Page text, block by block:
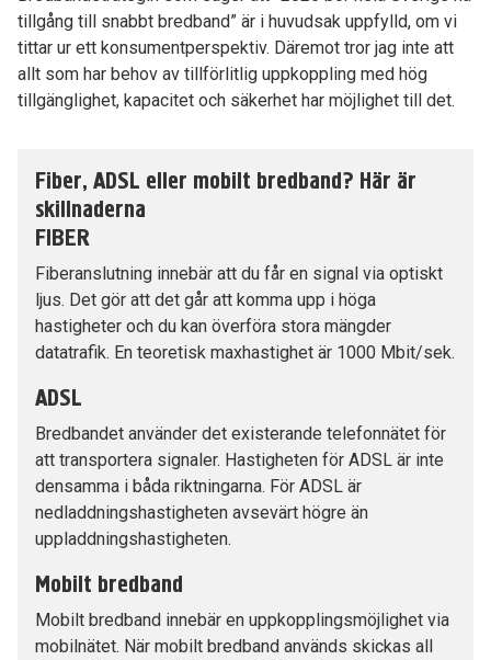
tillgång till snabbt bredband” är i huvudsak uppfylld, om vi
tittar ur ett konsumentperspektiv. Däremot tror jag inte att
allt som har behov av tillförlitlig uppkoppling med hög
tillgänglighet, kapacitet och säkerhet har möjlighet till det.
Fiber, ADSL eller mobilt bredband? Här är
skillnaderna
FIBER
Fiberanslutning innebär att du får en signal via optiskt
ljus. Det gör att det går att komma upp i höga
hastigheter och du kan överföra stora mängder
datatrafik. En teoretisk maxhastighet är 1000 Mbit/sek.
ADSL
Bredbandet använder det existerande telefonnätet för
att transportera signaler. Hastigheten för ADSL är inte
densamma i båda riktningarna. För ADSL är
nedladdningshastigheten avsevärt högre än
uppladdningshastigheten.
Mobilt bredband
Mobilt bredband innebär en uppkopplingsmöjlighet via
mobilnätet. När mobilt bredband används skickas all